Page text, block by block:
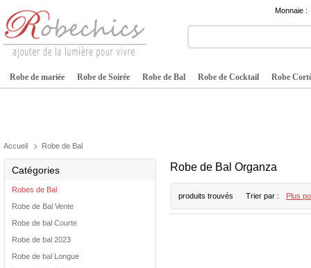
Monnaie :
Robe de mariée Robe de Soirée Robe de Bal Robe de Cocktail Robe
Accueil Robe de Bal
Catégories
Robes de Bal
Robe de Bal Vente
Robe de bal Courte
Robe de bal 2023
Robe de bal Longue
Robe de Bal Organza
produits trouvés Trier par : Plus